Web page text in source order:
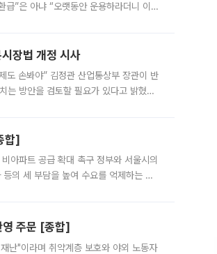
”은 아냐 “오랫동안 운용하라더니 이제
장법 개정 시사
도 손봐야” 김정관 산업통상부 장관이 반
는 방안을 검토할 필요가 있다고 밝혔다.
합]
아파트 공급 확대 촉구 정부와 서울시의
의 세 부담을 높여 수요를 억제하는 카
영 주문 [종합]
난"이라며 취약계층 보호와 야외 노동자